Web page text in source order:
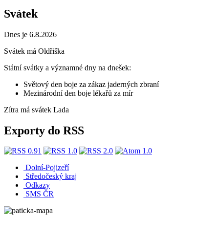
Svátek
Dnes je 6.8.2026
Svátek má Oldřiška
Státní svátky a významné dny na dnešek:
Světový den boje za zákaz jaderných zbraní
Mezinárodní den boje lékařů za mír
Zítra má svátek Lada
Exporty do RSS
Dolní-Pojizeří
Středočeský kraj
Odkazy
SMS ČR